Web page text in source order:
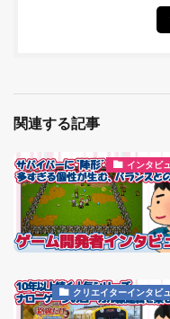
関連する記事
インタビ
クリエイターインタビ